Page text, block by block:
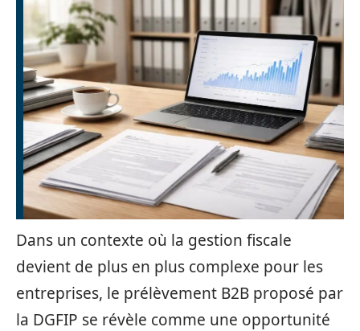
Dans un contexte où la gestion fiscale
devient de plus en plus complexe pour les
entreprises, le prélèvement B2B proposé par
la DGFIP se révèle comme une opportunité